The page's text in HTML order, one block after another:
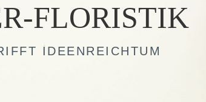
FLORISTIK
IDEENREICHTUM